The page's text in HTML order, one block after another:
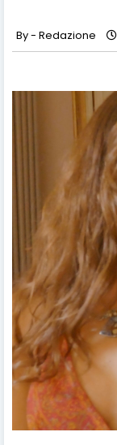
Redazione